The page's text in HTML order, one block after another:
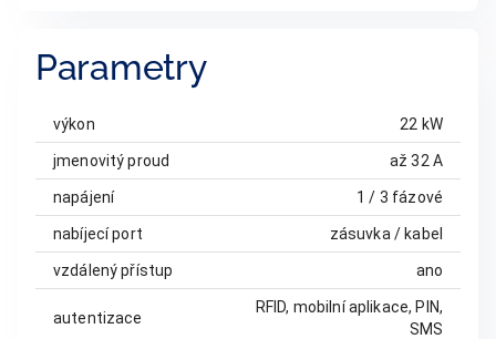
Parametry
výkon 22 kW
jmenovitý proud až 32 A
napájení 1 / 3 fázové
nabíjecí port zásuvka / kabel
vzdálený přístup ano
autentizace
RFID, mobilní aplikace, PIN,
SMS